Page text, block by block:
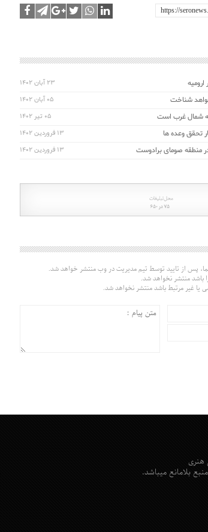
۲۳ آبان ۱۴۰۲
شناخت ۰۵ آبان ۱۴۰۲
شمال غرب است ۰۵ تیر ۱۴۰۲
تحقق وعده ها ۱۳ فروردین ۱۴۰۲
منطقه صومای برادوست ۱۳ فروردین ۱۴۰۲
پس از تایید توسط تیم مدیریت در وب منتشر خواهد شد.
باشد منتشر نخواهد شد.
یا غیر مرتبط باشد منتشر نخواهد شد.
هنری
بلامانع میباشد.